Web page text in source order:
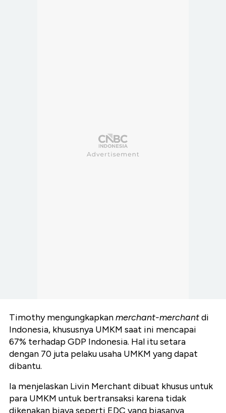
Timothy mengungkapkanmerchant-merchantdi
Indonesia, khususnya UMKM saat ini mencapai
67% terhadap GDP Indonesia. Hal itu setara
dengan 70 juta pelaku usaha UMKM yang dapat
dibantu.
Ia menjelaskan Livin Merchant dibuat khusus untuk
para UMKM untuk bertransaksi karena tidak
dikenakan biaya seperti EDC yang biasanya